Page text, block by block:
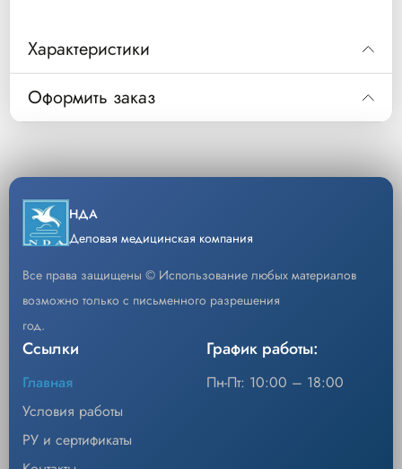
Характеристики
Оформить заказ
Код
S1003545 ПЛАТА РАЗЪЕМА ИНСТРУМЕНТА СКАНИРУЮЩАЯ
Описание
S1003545 Запасная часть к аппарату Force Triad -
Уп/шт.
НДА
Деловая медицинская компания
Все права защищены © Использование любых материалов
возможно только с письменного разрешения
год.
Ссылки
Главная
Условия работы
РУ и сертификаты
График работы:
Пн-Пт: 10:00 – 18:00